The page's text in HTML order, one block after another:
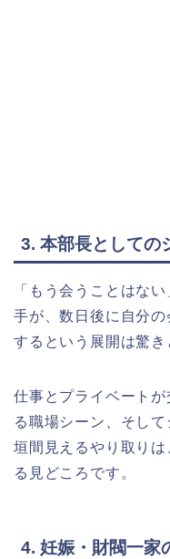
3. 本部長としての
「もう会うことはな
手が、数日後に自分
するという展開は驚き
仕事とプライベート
る職場シーン、そし
垣間見えるやり取り
る見どころです。
4. 妊娠・財閥一家